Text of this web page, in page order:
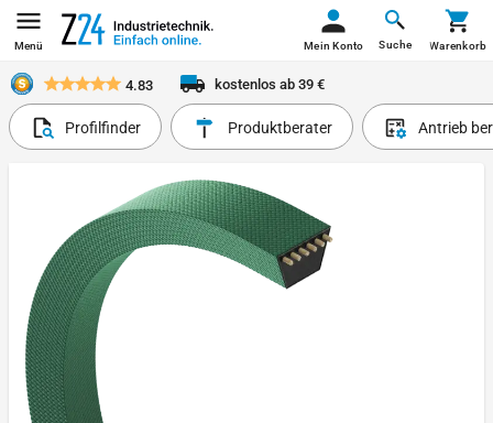
Menü Suche
Mein Konto Warenkorb
4.83 kostenlos ab 39 €
Profilfinder Produktberater Antrieb